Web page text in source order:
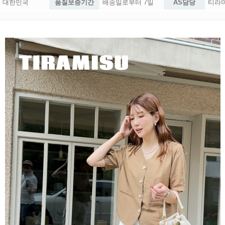
대한민국 품질보증기간 배송일로부터 7일 AS담당 티라